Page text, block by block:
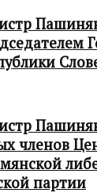
членов
партии